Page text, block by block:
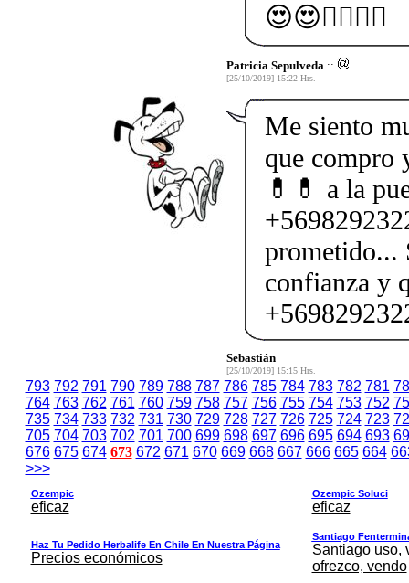
😍😍💁‍♀️💁‍♀️
Patricia Sepulveda ::
[25/10/2019] 15:22 Hrs.
Me siento
que compro
💊💊 a la
prometido...
confianza y
Sebastián
[25/10/2019] 15:15 Hrs.
793 792 791 790 789 788 787 786 785 784 783 782 781
764 763 762 761 760 759 758 757 756 755 754 753 752
735 734 733 732 731 730 729 728 727 726 725 724 723
705 704 703 702 701 700 699 698 697 696 695 694 693
676 675 674 673 672 671 670 669 668 667 666 665 664
>>>
Ozempic
eficaz
Ozempic Soluci
eficaz
Haz Tu Pedido Herbalife En Chile En Nuestra Página
Precios económicos
Santiago
Santiago uso,
ofrezco, vendo